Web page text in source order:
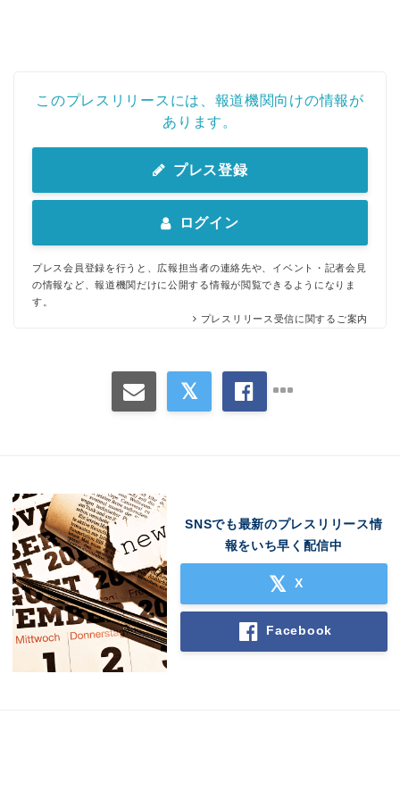
このプレスリリースには、報道機関向けの情報が
あります。
プレス登録
ログイン
プレス会員登録を行うと、広報担当者の連絡先や、イベント・記者会見
の情報など、報道機関だけに公開する情報が閲覧できるようになりま
す。
プレスリリース受信に関するご案内
SNSでも最新のプレスリリース情
報をいち早く配信中
X
Facebook